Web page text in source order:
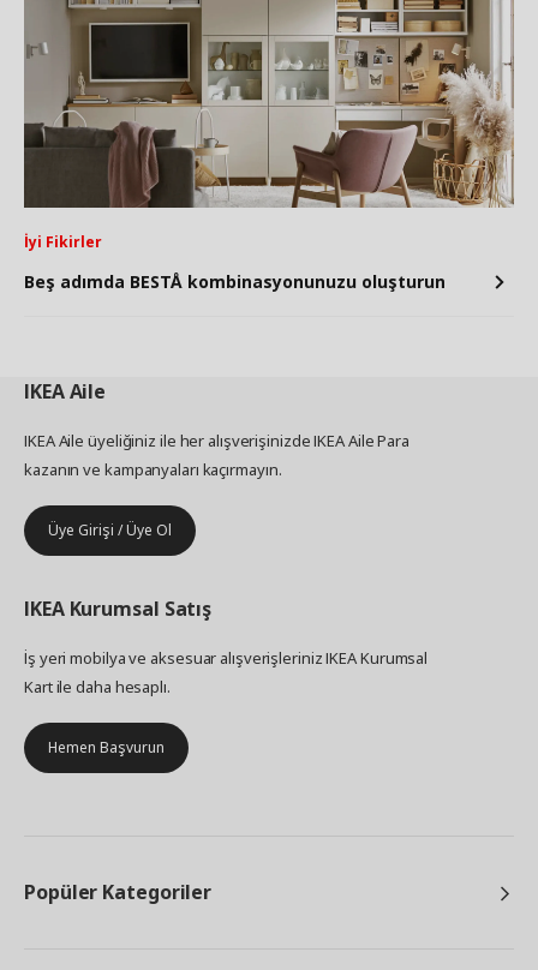
İyi Fikirler
Beş adımda BESTÅ kombinasyonunuzu oluşturun
IKEAAile
IKEA Aile üyeliğiniz ile her alışverişinizde IKEA Aile Para
kazanın ve kampanyaları kaçırmayın.
Üye Girişi / Üye Ol
IKEA Kurumsal Satış
İş yeri mobilya ve aksesuar alışverişleriniz IKEA Kurumsal
Kart ile daha hesaplı.
Hemen Başvurun
Popüler Kategoriler